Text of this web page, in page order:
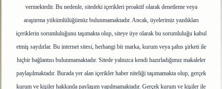
vermektedir. Bu nedenle, sitedeki içerikleri proaktif olarak denetleme veya
araştırma yükümlülüğümüz bulunmamaktadır. Ancak, üyelerimiz yazdıkları
içeriklerin sorumluluğunu taşımakta olup, siteye üye olarak bu sorumluluğu kabul
etmiş sayılırlar. Bu internet sitesi, herhangi bir marka, kurum veya şahıs şirketi ile
hiçbir bağlantısı bulunmamaktadır. Sitede yalnızca kendi hazırladığımız makaleler
paylaşılmaktadır. Burada yer alan içerikler haber niteliği taşımamakta olup, gerçek
kurum ve kişiler hakkında paylaşım yapılmamaktadır. Gerçek kurum ve kişiler ile